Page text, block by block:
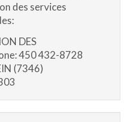
des services
DES
450 432-8728
(7346)